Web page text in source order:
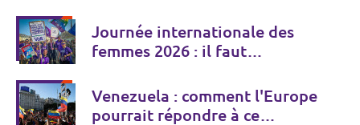
Journée internationale des
femmes 2026 : il faut
des femmes
Venezuela : comment l'Europe
pourrait répondre à ce